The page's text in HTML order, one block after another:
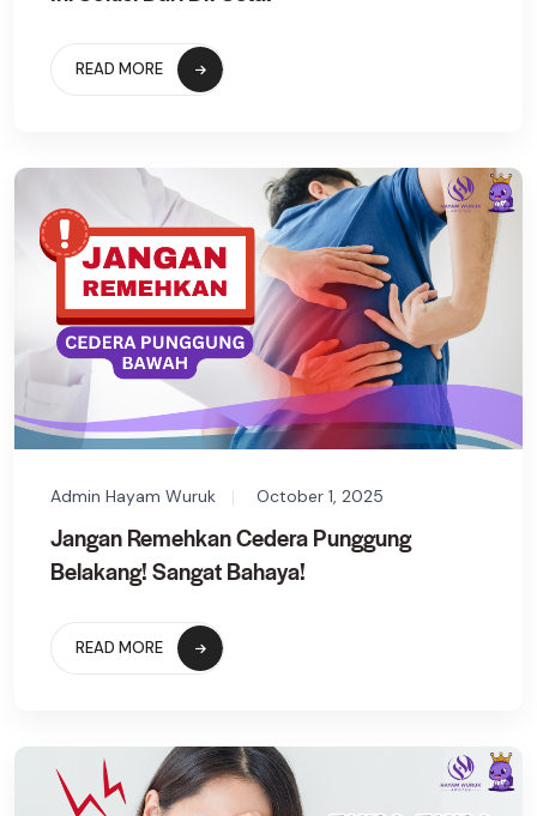
READ MORE
Admin Hayam Wuruk October 1, 2025
Jangan Remehkan Cedera Punggung
Belakang! Sangat Bahaya!
READ MORE